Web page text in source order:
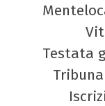
Testata